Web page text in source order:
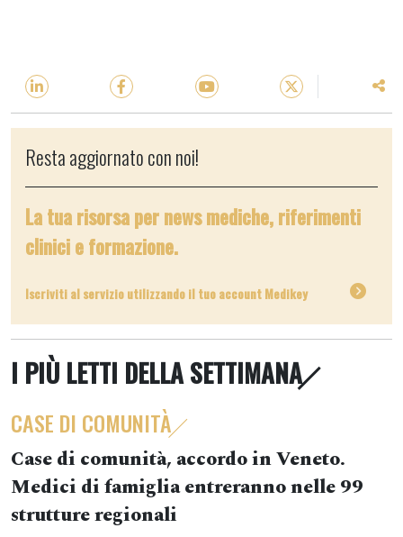
Resta aggiornato con noi!
La tua risorsa per news mediche, riferimenti
clinici e formazione.
Iscriviti al servizio utilizzando il tuo account Medikey
I PIÙ LETTI DELLA SETTIMANA
CASE DI COMUNITÀ
Case di comunità, accordo in Veneto.
Medici di famiglia entreranno nelle 99
strutture regionali